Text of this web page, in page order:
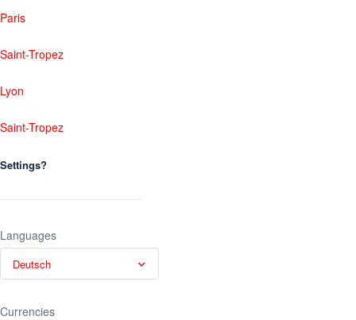
Paris
Saint-Tropez
Lyon
Saint-Tropez
Settings?
Languages
Deutsch
Currencies